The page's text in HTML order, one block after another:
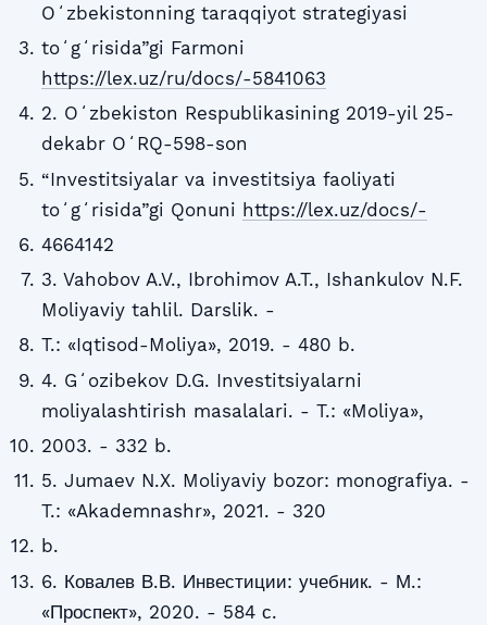
Oʻzbekistonning taraqqiyot strategiyasi
toʻgʻrisida”gi Farmoni
https://lex.uz/ru/docs/-5841063
2. Oʻzbekiston Respublikasining 2019-yil 25-
dekabr OʻRQ-598-son
“Investitsiyalar va investitsiya faoliyati
toʻgʻrisida”gi Qonuni https://lex.uz/docs/-
4664142
3. Vahobov A.V., Ibrohimov A.T., Ishankulov N.F.
Moliyaviy tahlil. Darslik. -
T.: «Iqtisod-Moliya», 2019. - 480 b.
4. Gʻozibekov D.G. Investitsiyalarni
moliyalashtirish masalalari. - T.: «Moliya»,
2003. - 332 b.
5. Jumaev N.X. Moliyaviy bozor: monografiya. -
T.: «Akademnashr», 2021. - 320
b.
6. Ковалев В.В. Инвестиции: учебник. - М.:
«Проспект», 2020. - 584 с.